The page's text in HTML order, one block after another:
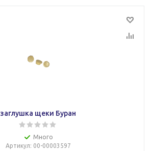
заглушка щеки Буран
Много
Артикул: 00-00003597